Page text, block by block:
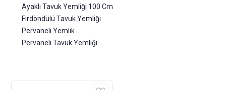
Ayaklı Tavuk Yemliği 100 Cm
Fırdöndülü Tavuk Yemliği
Pervaneli Yemlik
Pervaneli Tavuk Yemliği